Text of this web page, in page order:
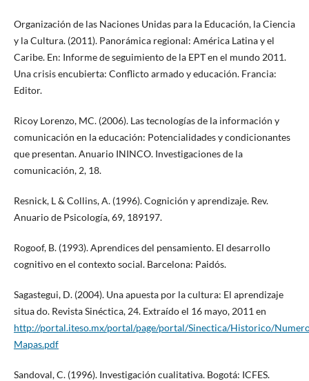
Organización de las Naciones Unidas para la Educación, la Ciencia
y la Cultura. (2011). Panorámica regional: América Latina y el
Caribe. En: Informe de seguimiento de la EPT en el mundo 2011.
Una crisis encubierta: Conflicto armado y educación. Francia:
Editor.
Ricoy Lorenzo, MC. (2006). Las tecnologías de la información y
comunicación en la educación: Potencialidades y condicionantes
que presentan. Anuario ININCO. Investigaciones de la
comunicación, 2, 18.
Resnick, L & Collins, A. (1996). Cognición y aprendizaje. Rev.
Anuario de Psicología, 69, 189­197.
Rogoof, B. (1993). Aprendices del pensamiento. El desarrollo
cognitivo en el contexto social. Barcelona: Paidós.
Sagastegui, D. (2004). Una apuesta por la cultura: El aprendizaje
situa do. Revista Sinéctica, 24. Extraído el 16 mayo, 2011 en
http://portal.iteso.mx/portal/page/portal/Sinectica/Historico/
Mapas.pdf
Sandoval, C. (1996). Investigación cualitativa. Bogotá: ICFES.